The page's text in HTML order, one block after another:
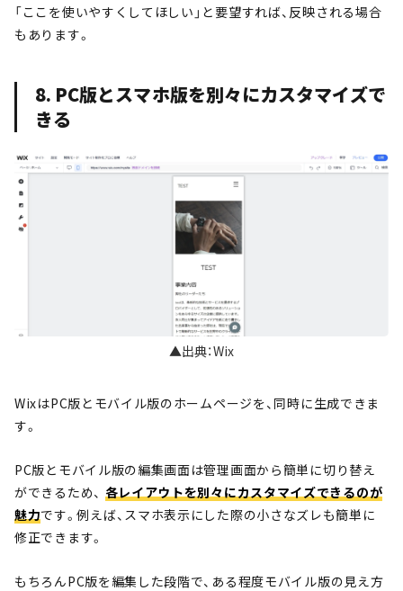
「ここを使いやすくしてほしい」と要望すれば、反映される場合
もあります。
8. PC版とスマホ版を別々にカスタマイズで
きる
▲出典：Wix
WixはPC版とモバイル版のホームページを、同時に生成できま
す。
PC版とモバイル版の編集画面は管理画面から簡単に切り替え
ができるため、 各レイアウトを別々にカスタマイズできるのが
魅力です。例えば、スマホ表示にした際の小さなズレも簡単に
修正できます。
もちろんPC版を編集した段階で、ある程度モバイル版の見え方